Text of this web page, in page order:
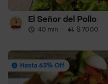
El Señor del Pollo
40 min · $ 7000
Hasta 63% Off